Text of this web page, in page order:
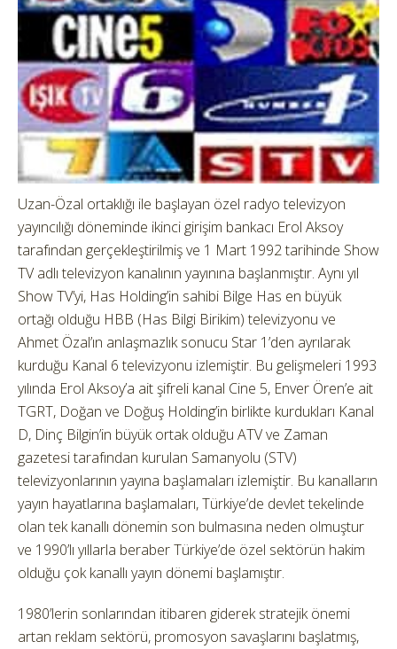
Uzan-Özal ortaklığı ile başlayan özel radyo televizyon
yayıncılığı döneminde ikinci girişim bankacı Erol Aksoy
tarafından gerçekleştirilmiş ve 1 Mart 1992 tarihinde Show
TV adlı televizyon kanalının yayınına başlanmıştır. Aynı yıl
Show TV’yi, Has Holding’in sahibi Bilge Has en büyük
ortağı olduğu HBB (Has Bilgi Birikim) televizyonu ve
Ahmet Özal’ın anlaşmazlık sonucu Star 1’den ayrılarak
kurduğu Kanal 6 televizyonu izlemiştir. Bu gelişmeleri 1993
yılında Erol Aksoy’a ait şifreli kanal Cine 5, Enver Ören’e ait
TGRT, Doğan ve Doğuş Holding’in birlikte kurdukları Kanal
D, Dinç Bilgin’in büyük ortak olduğu ATV ve Zaman
gazetesi tarafından kurulan Samanyolu (STV)
televizyonlarının yayına başlamaları izlemiştir. Bu kanalların
yayın hayatlarına başlamaları, Türkiye’de devlet tekelinde
olan tek kanallı dönemin son bulmasına neden olmuştur
ve 1990’lı yıllarla beraber Türkiye’de özel sektörün hakim
olduğu çok kanallı yayın dönemi başlamıştır.
1980’lerin sonlarından itibaren giderek stratejik önemi
artan reklam sektörü, promosyon savaşlarını başlatmış,